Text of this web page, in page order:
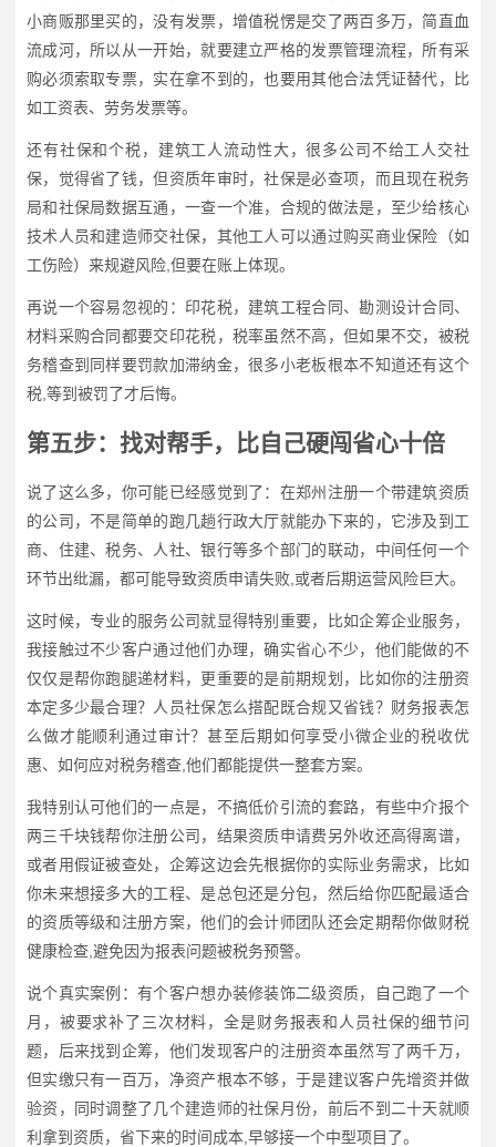
小商贩那里买的，没有发票，增值税愣是交了两百多万，简直血
流成河，所以从一开始，就要建立严格的发票管理流程，所有采
购必须索取专票，实在拿不到的，也要用其他合法凭证替代，比
如工资表、劳务发票等。
还有社保和个税，建筑工人流动性大，很多公司不给工人交社
保，觉得省了钱，但资质年审时，社保是必查项，而且现在税务
局和社保局数据互通，一查一个准，合规的做法是，至少给核心
技术人员和建造师交社保，其他工人可以通过购买商业保险（如
工伤险）来规避风险,但要在账上体现。
再说一个容易忽视的：印花税，建筑工程合同、勘测设计合同、
材料采购合同都要交印花税，税率虽然不高，但如果不交，被税
务稽查到同样要罚款加滞纳金，很多小老板根本不知道还有这个
税,等到被罚了才后悔。
第五步：找对帮手，比自己硬闯省心十倍
说了这么多，你可能已经感觉到了：在郑州注册一个带建筑资质
的公司，不是简单的跑几趟行政大厅就能办下来的，它涉及到工
商、住建、税务、人社、银行等多个部门的联动，中间任何一个
环节出纰漏，都可能导致资质申请失败,或者后期运营风险巨大。
这时候，专业的服务公司就显得特别重要，比如企筹企业服务，
我接触过不少客户通过他们办理，确实省心不少，他们能做的不
仅仅是帮你跑腿递材料，更重要的是前期规划，比如你的注册资
本定多少最合理？人员社保怎么搭配既合规又省钱？财务报表怎
么做才能顺利通过审计？甚至后期如何享受小微企业的税收优
惠、如何应对税务稽查,他们都能提供一整套方案。
我特别认可他们的一点是，不搞低价引流的套路，有些中介报个
两三千块钱帮你注册公司，结果资质申请费另外收还高得离谱，
或者用假证被查处，企筹这边会先根据你的实际业务需求，比如
你未来想接多大的工程、是总包还是分包，然后给你匹配最适合
的资质等级和注册方案，他们的会计师团队还会定期帮你做财税
健康检查,避免因为报表问题被税务预警。
说个真实案例：有个客户想办装修装饰二级资质，自己跑了一个
月，被要求补了三次材料，全是财务报表和人员社保的细节问
题，后来找到企筹，他们发现客户的注册资本虽然写了两千万，
但实缴只有一百万，净资产根本不够，于是建议客户先增资并做
验资，同时调整了几个建造师的社保月份，前后不到二十天就顺
利拿到资质，省下来的时间成本,早够接一个中型项目了。